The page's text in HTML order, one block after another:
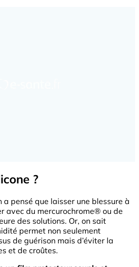
?
pensé que laisser une blessure à
avec du mercurochrome® ou de
des solutions. Or, on sait
permet non seulement
de guérison mais d’éviter la
et de croûtes.